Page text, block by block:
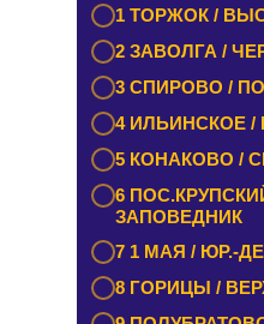
ЭММАУСС
2
3
4 ТУРГИНОВО /
5 КАШИН /
6 РАМЕШКИ /
1 ТОРЖОК /
2 ЗАВОЛГА /
3 СПИРОВО /
4 ИЛЬИНСКОЕ
5 КОНАКОВО /
6 ПОС.КРУПСКИЙ / КОЗЛОВО-
ЗАПОВЕДНИК
7 1 МАЯ / ЮР.-
8 ГОРИЦЫ /